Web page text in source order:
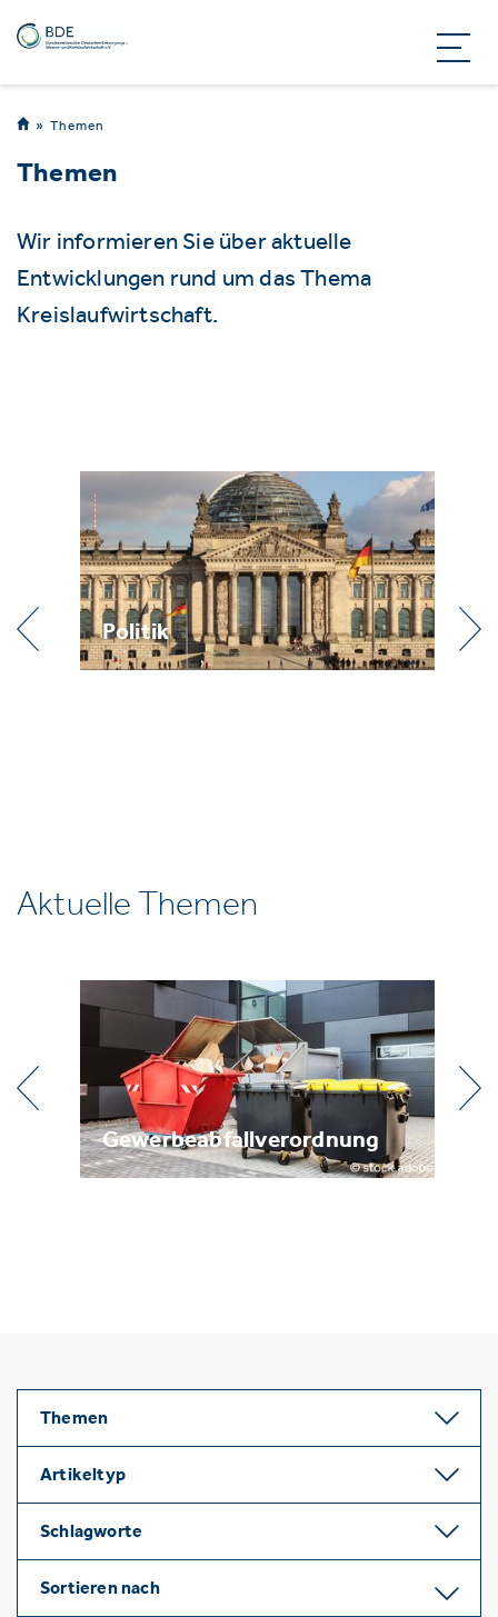
Themen
Themen
Wir informieren Sie über aktuelle
Entwicklungen rund um das Thema
Kreislaufwirtschaft.
Politik
Aktuelle Themen
Gewerbeabfallverordnung
Themen
Artikeltyp
Schlagworte
Sortieren nach